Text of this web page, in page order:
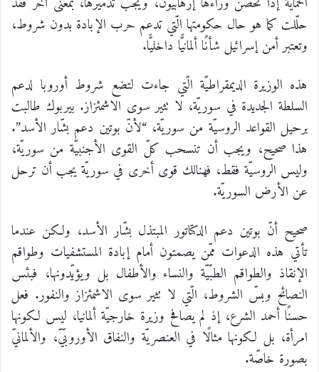
حلّلت كما هو حال حكومتها الّتي تدعم حرب الإبادة بدون شروط،
وتعتبر أمن إسرائيل شأنًا ألمانيًّا داخليًّا.
هذه الوزيرة الديمقراطيّة الّتي جاءت لتضع شروط أوروبا لدعم
السلطة الجديدة في سوريّة، لا تثير سوى الاشمئزاز. بيربوك طالبت
برحيل القواعد الروسيّة من سوريّة، “لأنّ بوتين دعم بشّار الأسد”.
هذا صحيح، ويجب أن تنسحب كلّ القوى الأجنبيّة من سوريّة،
وليس الروسيّة فقط، فهنالك قوى أخرى في سوريّة يجب أن ترحل
عن الأرض السوريّة.
صحيح أنّ بوتين دعم الدكتاتور المبتذل بشّار الأسد، ولكن عندما
تأتي هذه الدعوات ممّن يصمتون أمام إبادة المستشفيات وطواقم
الإنقاذ والطواقم الطبّيّة والنساء والأطفال بل ويؤيّدونها، فبئس
النصائح وبسّ الشروط، الّتي لا تثير سوى الاشمئزاز والنفور. فعل
حسنًا أحمد الشرع، إذ لم يصافح وزيرة خارجيّة ألمانيا، ليس لكونها
امرأة، بل لكونها مثالًا في العنصريّة والنفاق الأوروبّيّ، والألمانيّ
بصورة خاصّة.